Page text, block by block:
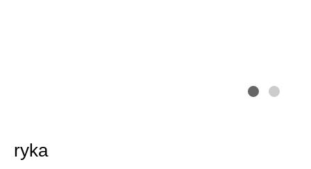
ryka